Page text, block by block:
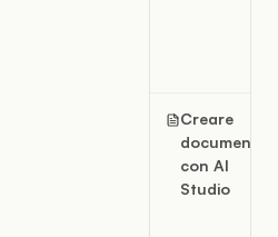
Creare
documenti
con AI
Studio